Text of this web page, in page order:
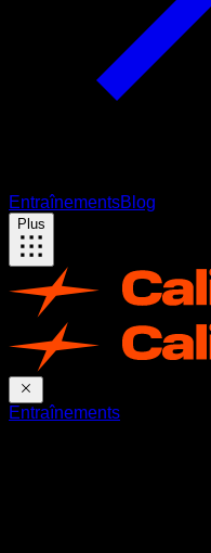
EntraînementsBlog
Plus
Entraînements